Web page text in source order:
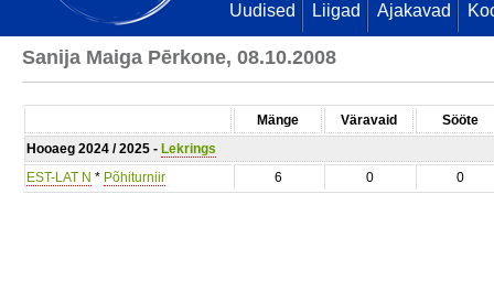
Uudised Liigad Ajakavad
Sanija Maiga Pērkone, 08.10.2008
Mänge Väravaid
Sööte
Hooaeg 2024 / 2025 - Lekrings
EST-LAT N * Põhiturniir 6 0 0